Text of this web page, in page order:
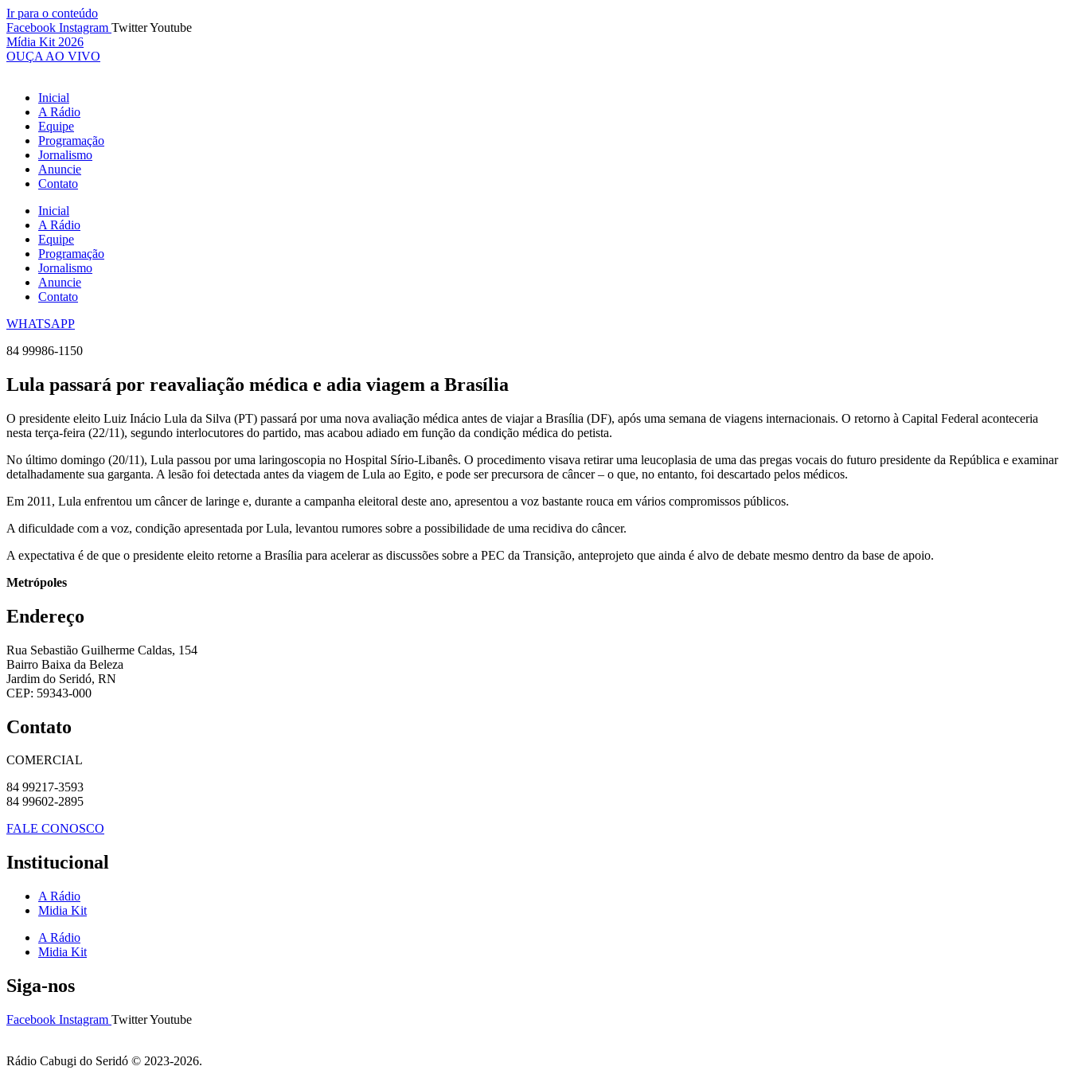
Ir para o conteúdo
Facebook Instagram TwitterYoutube
Mídia Kit 2026
OUÇA AO VIVO
Inicial
A Rádio
Equipe
Programação
Jornalismo
Anuncie
Contato
Inicial
A Rádio
Equipe
Programação
Jornalismo
Anuncie
Contato
WHATSAPP
84 99986-1150
Lula passará por reavaliação médica e adia viagem a Brasília
O presidente eleito Luiz Inácio Lula da Silva (PT) passará por uma nova avaliação médica antes de viajar a Brasília (DF), após uma semana de viagens internacionais. O retorno à Capital Federal aconteceria
nesta terça-feira (22/11), segundo interlocutores do partido, mas acabou adiado em função da condição médica do petista.
No último domingo (20/11), Lula passou por uma laringoscopia no Hospital Sírio-Libanês. O procedimento visava retirar uma leucoplasia de uma das pregas vocais do futuro presidente da República e examinar
detalhadamente sua garganta. A lesão foi detectada antes da viagem de Lula ao Egito, e pode ser precursora de câncer – o que, no entanto, foi descartado pelos médicos.
Em 2011, Lula enfrentou um câncer de laringe e, durante a campanha eleitoral deste ano, apresentou a voz bastante rouca em vários compromissos públicos.
A dificuldade com a voz, condição apresentada por Lula, levantou rumores sobre a possibilidade de uma recidiva do câncer.
A expectativa é de que o presidente eleito retorne a Brasília para acelerar as discussões sobre a PEC da Transição, anteprojeto que ainda é alvo de debate mesmo dentro da base de apoio.
Metrópoles
Endereço
Rua Sebastião Guilherme Caldas, 154
Bairro Baixa da Beleza
Jardim do Seridó, RN
CEP: 59343-000
Contato
COMERCIAL
84 99217-3593
84 99602-2895
FALE CONOSCO
Institucional
A Rádio
Midia Kit
A Rádio
Midia Kit
Siga-nos
Facebook Instagram TwitterYoutube
Rádio Cabugi do Seridó © 2023-2026.